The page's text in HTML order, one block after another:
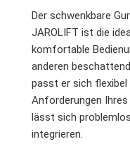
Der schwenkbare
JAROLIFT ist die
komfortable
anderen
passt er sich flexibel
Anforderungen
lässt sich
integrieren.